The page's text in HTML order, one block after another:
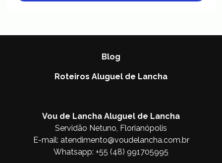
Blog
Roteiros Aluguel de Lancha
Vou de Lancha Aluguel de Lancha
Servidão Netuno, Florianópolis
E-mail: atendimento@voudelancha.com.br
Whatsapp: +55 (48) 991705995